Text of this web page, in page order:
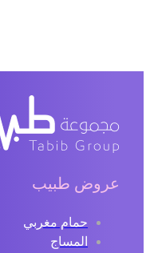
عروض طبيب
حمام مغربي
المساج